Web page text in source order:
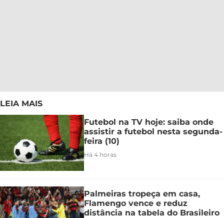
LEIA MAIS
Futebol na TV hoje: saiba onde
assistir a futebol nesta segunda-
feira (10)
Há 4 horas
Palmeiras tropeça em casa,
Flamengo vence e reduz
distância na tabela do Brasileiro